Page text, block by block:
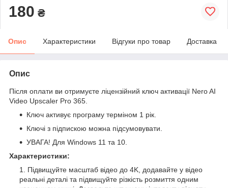
180 ₴
Опис Характеристики Відгуки про товар Доставка
Опис
Після оплати ви отримуєте ліцензійний ключ активації Nero AI
Video Upscaler Pro 365.
Ключ активує програму терміном 1 рік.
Ключі з підпискою можна підсумовувати.
УВАГА! Для Windows 11 та 10.
Характеристики:
Підвищуйте масштаб відео до 4K, додавайте у відео
реальні деталі та підвищуйте різкість розмиття одним